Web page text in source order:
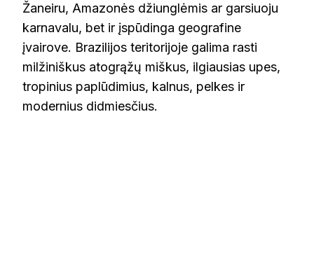
Žaneiru, Amazonės džiunglėmis ar garsiuoju
karnavalu, bet ir įspūdinga geografine
įvairove. Brazilijos teritorijoje galima rasti
milžiniškus atogrąžų miškus, ilgiausias upes,
tropinius paplūdimius, kalnus, pelkes ir
modernius didmiesčius.